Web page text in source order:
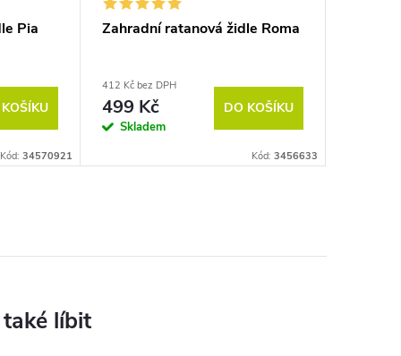
Pia
Kód: 34570921
Zahradní ratanová židle Roma
412 Kč bez DPH
499 Kč
Skladem
DO KOŠÍKU
Kód: 3456633